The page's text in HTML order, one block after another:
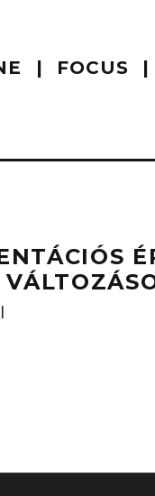
FOCUS